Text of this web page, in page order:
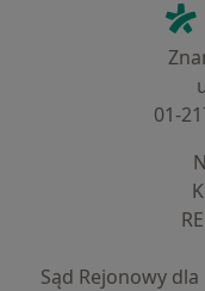
01-
Sąd Rejonowy